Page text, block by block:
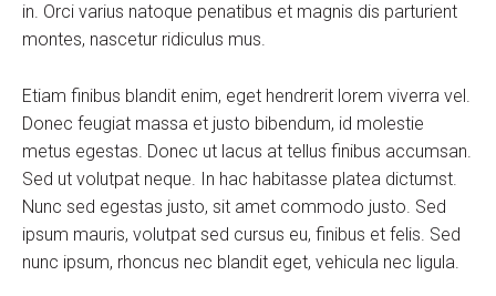
in. Orci varius natoque penatibus et magnis dis parturient
montes, nascetur ridiculus mus.
Etiam finibus blandit enim, eget hendrerit lorem viverra vel.
Donec feugiat massa et justo bibendum, id molestie
metus egestas. Donec ut lacus at tellus finibus accumsan.
Sed ut volutpat neque. In hac habitasse platea dictumst.
Nunc sed egestas justo, sit amet commodo justo. Sed
ipsum mauris, volutpat sed cursus eu, finibus et felis. Sed
nunc ipsum, rhoncus nec blandit eget, vehicula nec ligula.